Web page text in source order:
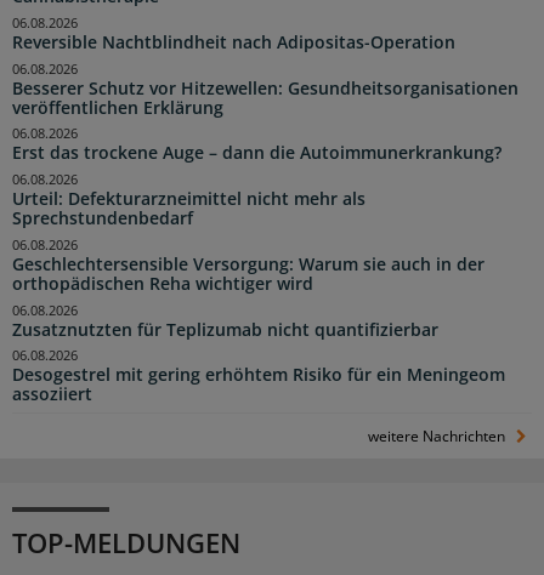
Reversible Nachtblindheit nach Adipositas-Operation
06.08.2026
Besserer Schutz vor Hitzewellen: Gesundheitsorganisationen
veröffentlichen Erklärung
06.08.2026
Erst das trockene Auge – dann die Autoimmunerkrankung?
06.08.2026
Urteil: Defekturarzneimittel nicht mehr als
Sprechstundenbedarf
06.08.2026
Geschlechtersensible Versorgung: Warum sie auch in der
orthopädischen Reha wichtiger wird
06.08.2026
Zusatznutzten für Teplizumab nicht quantifizierbar
06.08.2026
Desogestrel mit gering erhöhtem Risiko für ein Meningeom
assoziiert
06.08.2026
weitere Nachrichten
TOP-MELDUNGEN